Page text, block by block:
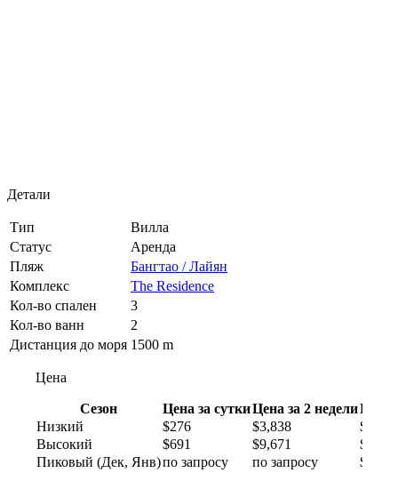
Детали
Тип
Вилла
Статус
Аренда
Пляж
Бангтао / Лайян
Комплекс
The Residence
Кол-во спален
3
Кол-во ванн
2
Дистанция до моря 1500 m
Цена
Сезон Цена за суткиЦена за 2 неделиЦена
Низкий
$276 $3,838
Высокий
$691 $9,671
Пиковый (Дек, Янв)по запросу по запросу